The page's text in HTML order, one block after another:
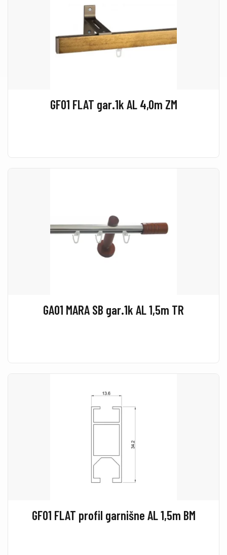
GF01 FLAT gar.1k AL 4,0m ZM
GA01 MARA SB gar.1k AL 1,5m TR
GF01 FLAT profil garnišne AL 1,5m BM